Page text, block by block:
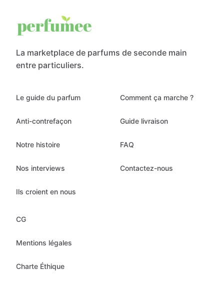
La marketplace de parfums de seconde main
entre particuliers.
Le guide du parfum
Anti-contrefaçon
Notre histoire
Nos interviews
Ils croient en nous
Comment ça marche ?
Guide livraison
FAQ
Contactez-nous
CG
Mentions légales
Charte Éthique